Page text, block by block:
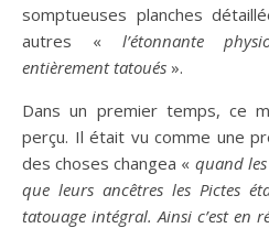
somptueuses planches
autres « l’étonnante
entièrement tatoués ».
Dans un premier temps, ce
perçu. Il était vu comme une
des choses changea « quand
que leurs ancêtres les Pictes
tatouage intégral. Ainsi c’est en